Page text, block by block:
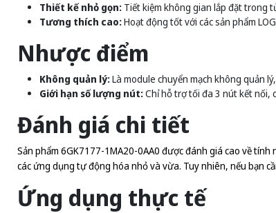
Thiết kế nhỏ gọn:Tiết kiệm không gian lắp đặt trong
Tương thích cao:Hoạt động tốt với các sản phẩm
Nhược điểm
Không quản lý:Là module chuyển mạch không quản
Giới hạn số lượng nút:Chỉ hỗ trợ tối đa 3 nút kết nối,
Đánh giá chi tiết
Sản phẩm 6GK7177-1MA20-0AA0 được đánh giá cao về
các ứng dụng tự động hóa nhỏ và vừa. Tuy nhiên, nếu bạn
Ứng dụng thực tế